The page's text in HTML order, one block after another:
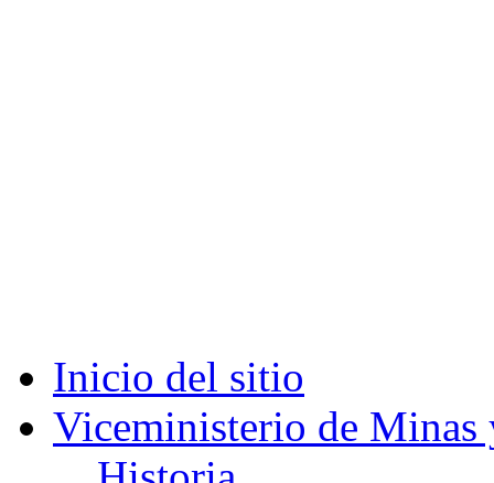
Inicio del sitio
Viceministerio de Minas